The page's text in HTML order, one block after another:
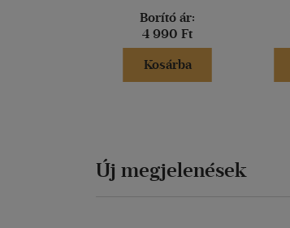
Borító ár:
4 990 Ft
Kosárba
Új megjelenések